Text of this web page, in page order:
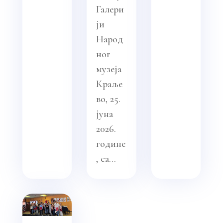
Галери
ји
Народ
ног
музеја
Краље
во, 25.
јуна
2026.
године
, са...